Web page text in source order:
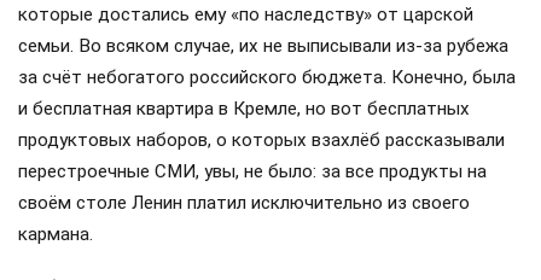
которые достались ему «по наследству» от царской
семьи. Во всяком случае, их не выписывали из-за рубежа
за счёт небогатого российского бюджета. Конечно, была
и бесплатная квартира в Кремле, но вот бесплатных
продуктовых наборов, о которых взахлёб рассказывали
перестроечные СМИ, увы, не было: за все продукты на
своём столе Ленин платил исключительно из своего
кармана.